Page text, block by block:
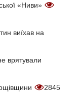
«Ниви»
виїхав на
врятували
2845